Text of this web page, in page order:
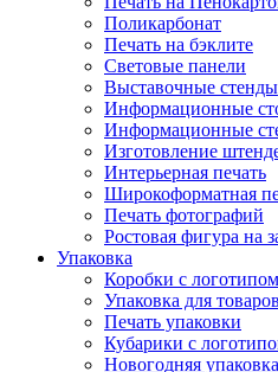
Поликарбонат
Печать на бэклите
Световые панели
Выставочные стенды
Информационные
Информационные
Изготовление
Интерьерная печать
Широкоформатная
Печать фотографий
Ростовая фигура на
Упаковка
Коробки с логотипом
Упаковка для товаров
Печать упаковки
Кубарики с
Новогодняя упаковка